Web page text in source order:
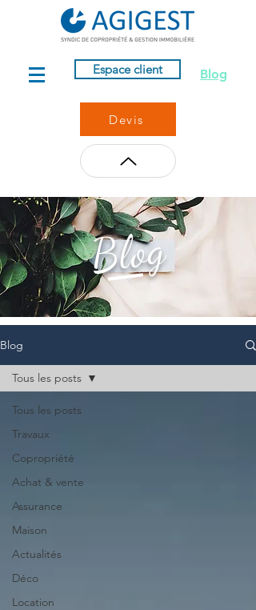
Espace client Blog
Devis
Blog
Blog
Tous les posts
Travaux
Copropriété
Achat & vente
Assurance
Maison
Actualités
Déco
Location
Tous les posts